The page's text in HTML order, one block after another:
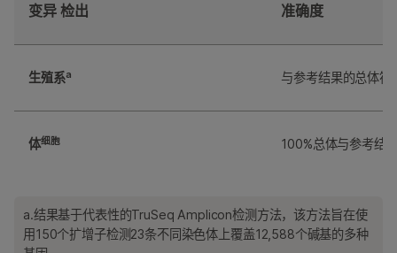
变异 检出 准确度
生殖系a 与参考结果的总体
体细胞 100%总体与参考结
a.结果基于代表性的TruSeq Amplicon检测方法，该方法旨在使
用150个扩增子检测23条不同染色体上覆盖12,588个碱基的多种